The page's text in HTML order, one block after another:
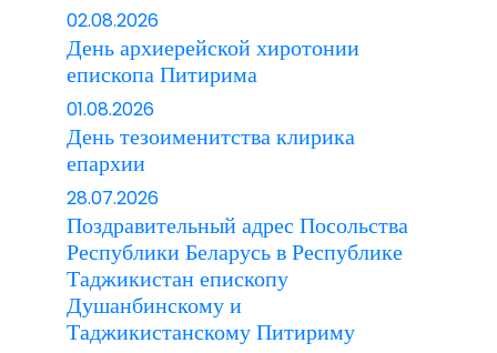
02.08.2026
День архиерейской хиротонии
епископа Питирима
01.08.2026
День тезоименитства клирика
епархии
28.07.2026
Поздравительный адрес Посольства
Республики Беларусь в Республике
Таджикистан епископу
Душанбинскому и
Таджикистанскому Питириму